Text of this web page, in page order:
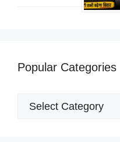
Popular Categories
Popular